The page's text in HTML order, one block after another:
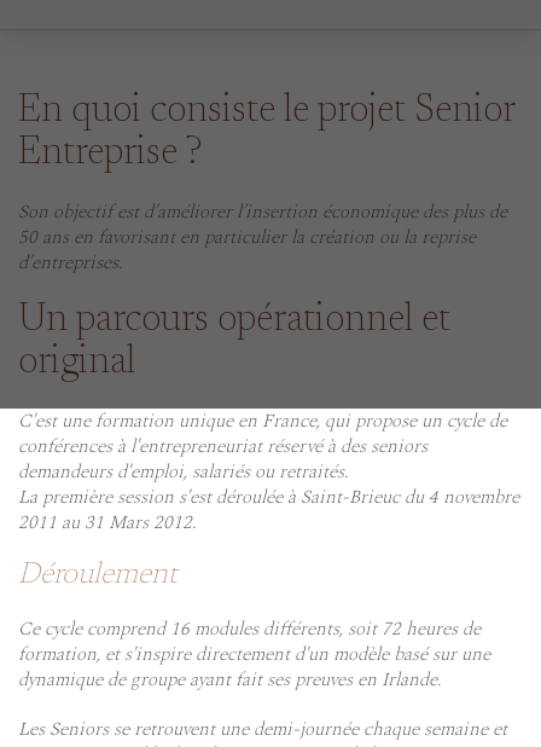
En quoi consiste le projet Senior
Entreprise ?
Son objectif est d’améliorer l’insertion économique des plus de
50 ans en favorisant en particulier la création ou la reprise
d’entreprises.
Un parcours opérationnel et
original
C'est une formation unique en France, qui propose un cycle de
conférences à l'entrepreneuriat réservé à des seniors
demandeurs d'emploi, salariés ou retraités.
La première session s'est déroulée à Saint-Brieuc du 4 novembre
2011 au 31 Mars 2012.
Déroulement
Ce cycle comprend 16 modules différents, soit 72 heures de
formation, et s'inspire directement d'un modèle basé sur une
dynamique de groupe ayant fait ses preuves en Irlande.
Les Seniors se retrouvent une demi-journée chaque semaine et